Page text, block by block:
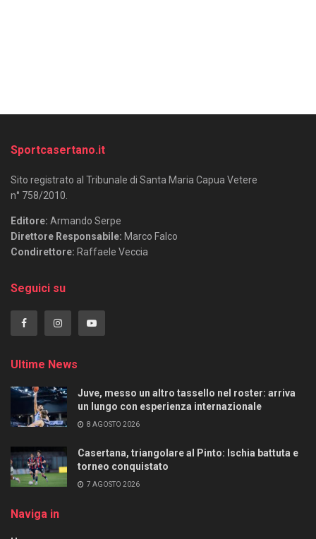
Sportcasertano.it
Sito registrato al Tribunale di Santa Maria Capua Vetere
n° 758/2010.
Editore: Armando Serpe
Direttore Responsabile: Marco Falco
Condirettore: Raffaele Veccia
Seguici su
Ultime News
Juve, messo un altro tassello nel roster: arriva
un lungo con esperienza internazionale
8 AGOSTO 2026
Casertana, triangolare al Pinto: Ischia battuta e
torneo conquistato
7 AGOSTO 2026
Naviga in